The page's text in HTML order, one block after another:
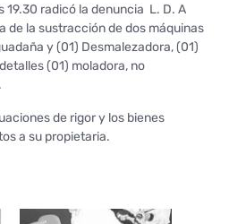
19.30 radicó la denuncia L. D. A
de la sustracción de dos máquinas
y (01) Desmalezadora, (01)
(01) moladora, no
de rigor y los bienes
a su propietaria.